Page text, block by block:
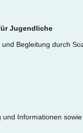
Jugendliche
Begleitung durch
und Informationen